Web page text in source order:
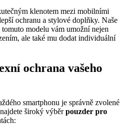
klenotem mezi mobilními
ochranu a stylové doplňky. Naše
modelu vám umožní nejen
ale také mu dodat individuální
ochrana vašeho
smartphonu je správně zvolené
široký výběrpouzder pro